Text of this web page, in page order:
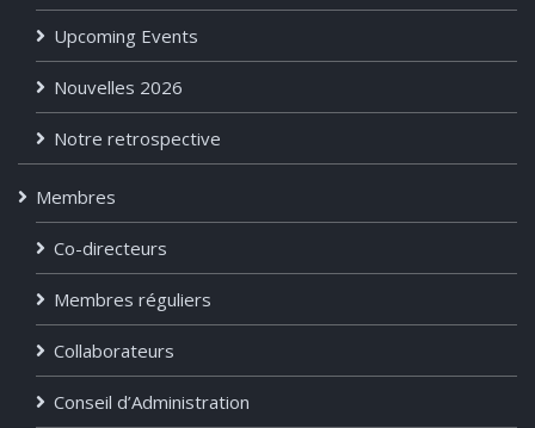
Upcoming Events
Nouvelles 2026
Notre retrospective
Membres
Co-directeurs
Membres réguliers
Collaborateurs
Conseil d’Administration